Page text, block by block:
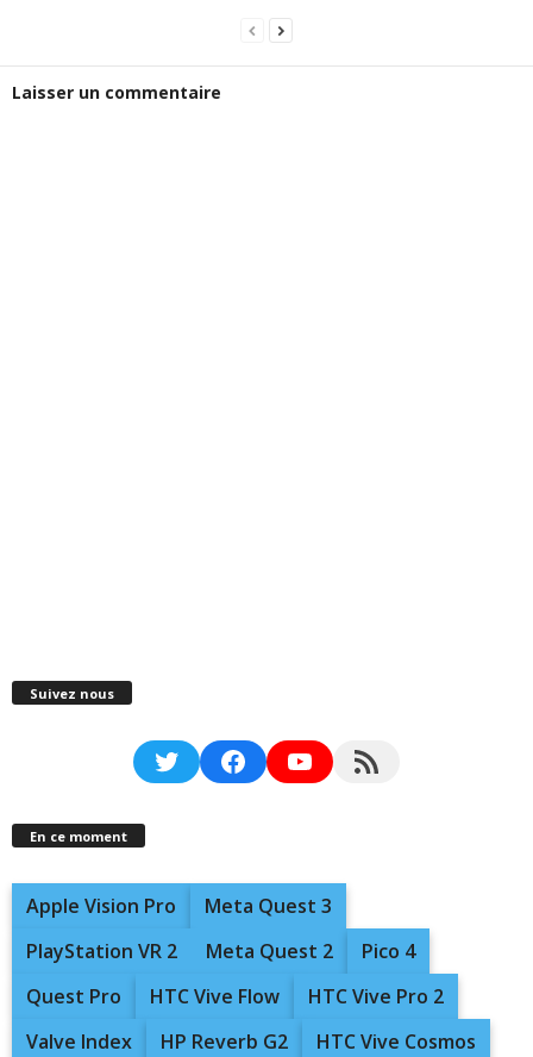
Laisser un commentaire
Suivez nous
TwitterFacebookYouTubeRSS Feed
En ce moment
Apple Vision Pro
Meta Quest 3
PlayStation VR 2
Meta Quest 2
Pico 4
Quest Pro
HTC Vive Flow
HTC Vive Pro 2
Valve Index
HP Reverb G2 HTC Vive Cosmos